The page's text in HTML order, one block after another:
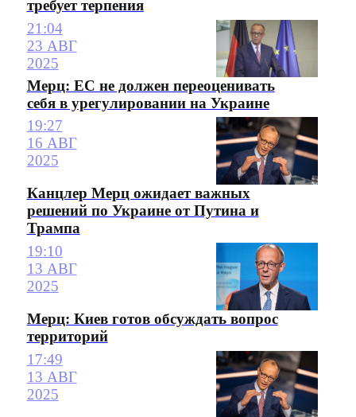
требует терпения
21:04
23 АВГ
2025
Мерц: ЕС не должен переоценивать
себя в урегулировании на Украине
19:27
16 АВГ
2025
Канцлер Мерц ожидает важных
решений по Украине от Путина и
Трампа
19:10
13 АВГ
2025
Мерц: Киев готов обсуждать вопрос
территорий
17:49
13 АВГ
2025